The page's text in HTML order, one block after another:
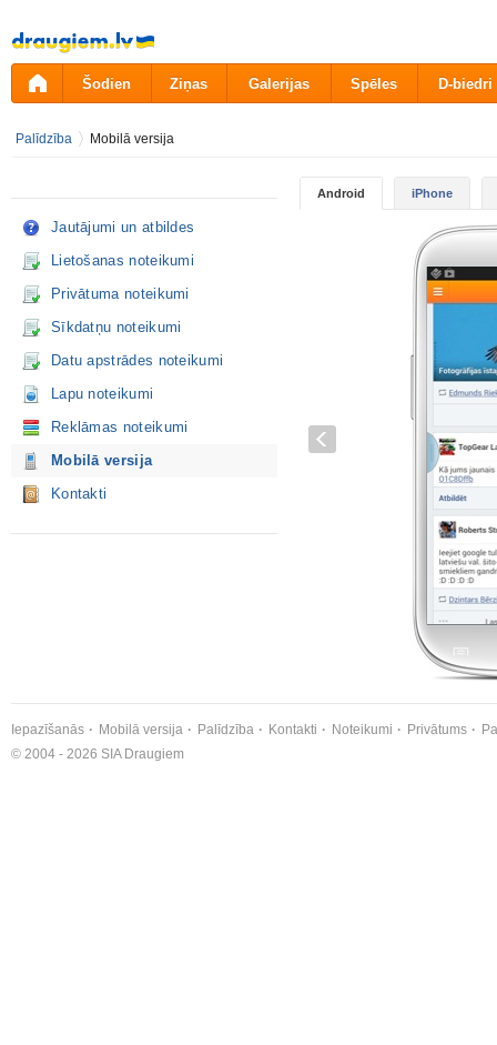
Pāriet
uz
saturu
Šodien Ziņas Galerijas Spēles D-biedri
Palīdzība Mobilā versija
Jautājumi un atbildes
Lietošanas noteikumi
Privātuma noteikumi
Sīkdatņu noteikumi
Datu apstrādes noteikumi
Lapu noteikumi
Reklāmas noteikumi
Mobilā versija
Kontakti
Android iPhone
Iepazīšanās Mobilā versija Palīdzība Kontakti Noteikumi Privātums
© 2004 - 2026 SIA Draugiem